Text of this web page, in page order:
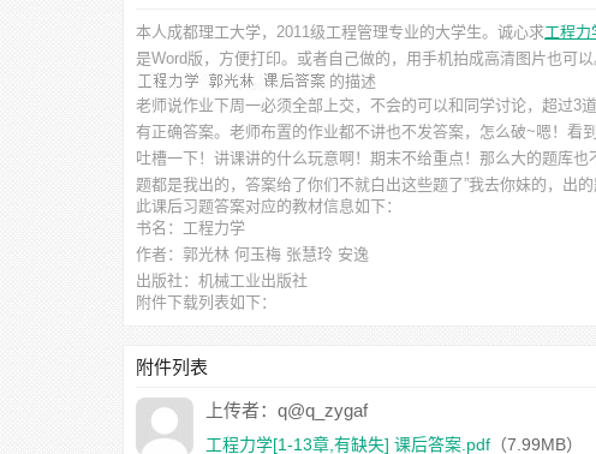
本人成都理工大学，2011级工程管理专业的大学生。诚心求工程力
是Word版，方便打印。或者自己做的，用手机拍成高清图片也可
的描述
老师说作业下周一必须全部上交，不会的可以和同学讨论，超过3
有正确答案。老师布置的作业都不讲也不发答案，怎么破~嗯！看
吐槽一下！讲课讲的什么玩意啊！期末不给重点！那么大的题库
题都是我出的，答案给了你们不就白出这些题了”我去你妹的，出
此课后习题答案对应的教材信息如下：
书名：工程力学
作者：郭光林 何玉梅 张慧玲 安逸
出版社：机械工业出版社
附件下载列表如下：
附件列表
上传者：q@q_zygaf
工程力学[1-13章,有缺失] 课后答案.pdf （7.99MB）